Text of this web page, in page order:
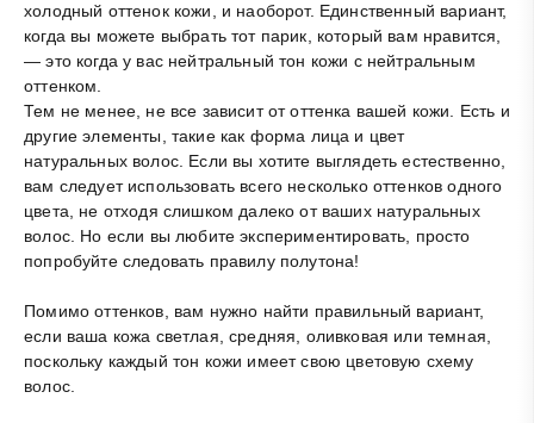
холодный оттенок кожи, и наоборот. Единственный вариант,
когда вы можете выбрать тот парик, который вам нравится,
— это когда у вас нейтральный тон кожи с нейтральным
оттенком.
Тем не менее, не все зависит от оттенка вашей кожи. Есть и
другие элементы, такие как форма лица и цвет
натуральных волос. Если вы хотите выглядеть естественно,
вам следует использовать всего несколько оттенков одного
цвета, не отходя слишком далеко от ваших натуральных
волос. Но если вы любите экспериментировать, просто
попробуйте следовать правилу полутона!
Помимо оттенков, вам нужно найти правильный вариант,
если ваша кожа светлая, средняя, оливковая или темная,
поскольку каждый тон кожи имеет свою цветовую схему
волос.